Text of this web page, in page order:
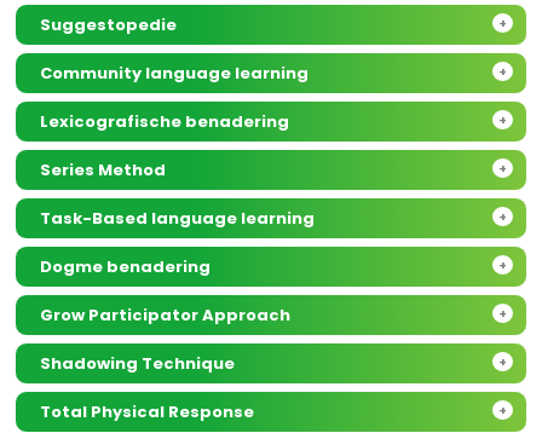
Suggestopedie +
Community language learning +
Lexicografische benadering +
Series Method +
Task-Based language learning +
Dogme benadering +
Grow Participator Approach +
Shadowing Technique +
Total Physical Response +